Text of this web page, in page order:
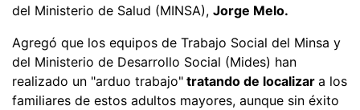
del Ministerio de Salud (MINSA), Jorge Melo.
Agregó que los equipos de Trabajo Social del Minsa y
del Ministerio de Desarrollo Social (Mides) han
realizado un "arduo trabajo" tratando de localizar a los
familiares de estos adultos mayores, aunque sin éxito